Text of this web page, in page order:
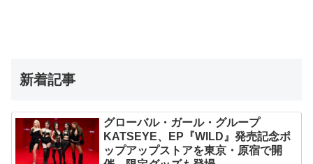
新着記事
グローバル・ガール・グループ
KATSEYE、EP『WILD』発売記念ポ
ップアップストアを東京・原宿で開